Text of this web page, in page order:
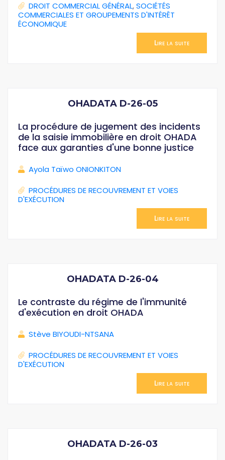
DROIT COMMERCIAL GÉNÉRAL,SOCIÉTÉS
COMMERCIALES ET GROUPEMENTS D'INTÉRÊT
ÉCONOMIQUE
Lire la suite
OHADATA D-26-05
La procédure de jugement des incidents
de la saisie immobilière en droit OHADA
face aux garanties d'une bonne justice
Ayola Taïwo ONIONKITON
PROCÉDURES DE RECOUVREMENT ET VOIES
D'EXÉCUTION
Lire la suite
OHADATA D-26-04
Le contraste du régime de l'immunité
d'exécution en droit OHADA
Stève BIYOUDI-NTSANA
PROCÉDURES DE RECOUVREMENT ET VOIES
D'EXÉCUTION
Lire la suite
OHADATA D-26-03